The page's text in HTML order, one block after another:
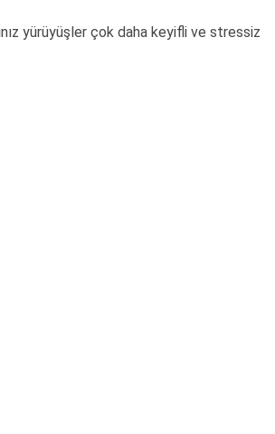
yürüyüşler çok daha keyifli ve stressiz